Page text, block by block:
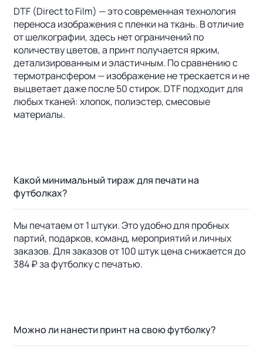
DTF (Direct to Film) — это современная технология
переноса изображения с пленки на ткань. В отличие
от шелкографии, здесь нет ограничений по
количеству цветов, а принт получается ярким,
детализированным и эластичным. По сравнению с
термотрансфером — изображение не трескается и не
выцветает даже после 50 стирок. DTF подходит для
любых тканей: хлопок, полиэстер, смесовые
материалы.
Какой минимальный тираж для печати на
футболках?
Мы печатаем от 1 штуки. Это удобно для пробных
партий, подарков, команд, мероприятий и личных
заказов. Для заказов от 100 штук цена снижается до
384 ₽ за футболку с печатью.
Можно ли нанести принт на свою футболку?